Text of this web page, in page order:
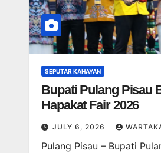
SEPUTAR KAHAYAN
Bupati Pulang Pisau
Hapakat Fair 2026
JULY 6, 2026
Pulang Pisau – Bupati